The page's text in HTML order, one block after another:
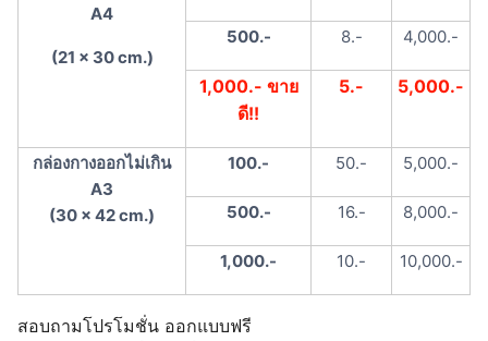
A4
(21 x 30 cm.)
500.- 8.- 4,000.-
1,000.- ขาย
ดี!!
5.- 5,000.-
กล่องกางออกไม่เกิน
A3
(30 x 42 cm.)
100.- 50.- 5,000.-
500.- 16.- 8,000.-
1,000.- 10.- 10,000.-
สอบถามโปรโมชั่น ออกแบบฟรี